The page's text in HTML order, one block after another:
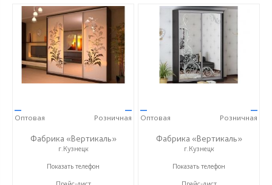
—
Оптовая
—
Розничная
Фабрика «Вертикаль»
г.Кузнецк
+7 (927) 38-059-88
Показать телефон
—
Оптовая
—
Розничная
Фабрика «Вертикаль»
г.Кузнецк
+7 (927) 38-059-88
Показать телефон